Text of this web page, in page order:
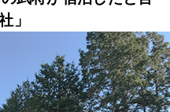
」